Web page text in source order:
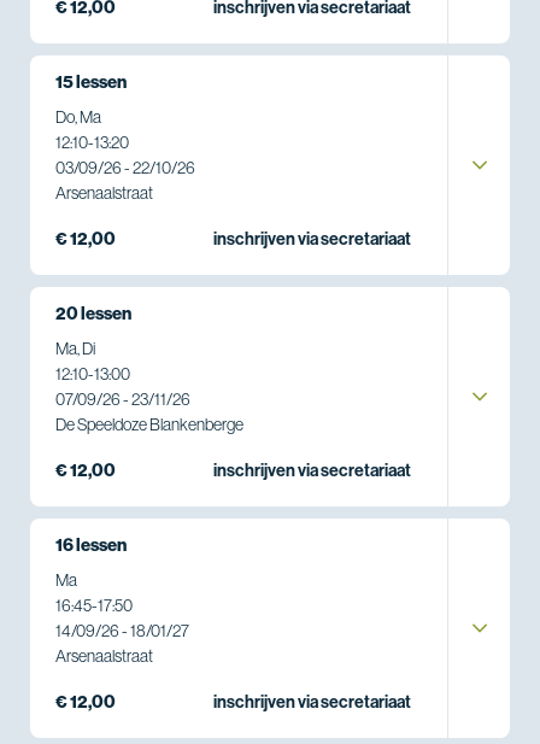
€ 12,00 inschrijven via secretariaat
15 lessen
Do, Ma
12:10-13:20
03/09/26 - 22/10/26
Arsenaalstraat
€ 12,00 inschrijven via secretariaat
20 lessen
Ma, Di
12:10-13:00
07/09/26 - 23/11/26
De Speeldoze Blankenberge
€ 12,00 inschrijven via secretariaat
16 lessen
Ma
16:45-17:50
14/09/26 - 18/01/27
Arsenaalstraat
€ 12,00 inschrijven via secretariaat